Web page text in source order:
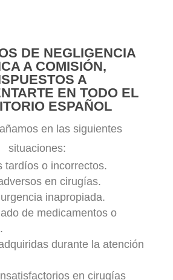
DE NEGLIGENCIA
A COMISIÓN,
A
EN TODO EL
ESPAÑOL
en las siguientes
situaciones:
tardíos o incorrectos.
en cirugías.
inapropiada.
de medicamentos o
durante la atención
en cirugías